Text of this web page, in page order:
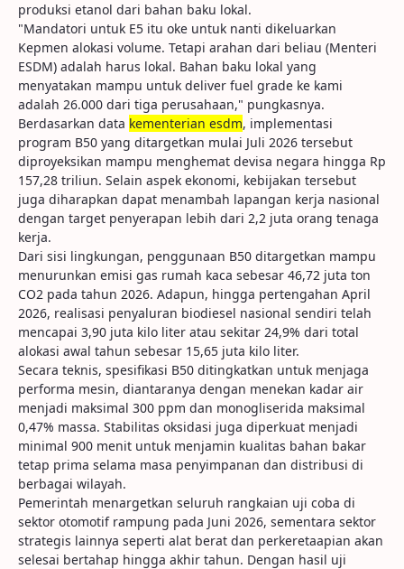
produksi etanol dari bahan baku lokal.
"Mandatori untuk E5 itu oke untuk nanti dikeluarkan
Kepmen alokasi volume. Tetapi arahan dari beliau (Menteri
ESDM) adalah harus lokal. Bahan baku lokal yang
menyatakan mampu untuk deliver fuel grade ke kami
adalah 26.000 dari tiga perusahaan," pungkasnya.
Berdasarkan data kementerian esdm, implementasi
program B50 yang ditargetkan mulai Juli 2026 tersebut
diproyeksikan mampu menghemat devisa negara hingga Rp
157,28 triliun. Selain aspek ekonomi, kebijakan tersebut
juga diharapkan dapat menambah lapangan kerja nasional
dengan target penyerapan lebih dari 2,2 juta orang tenaga
kerja.
Dari sisi lingkungan, penggunaan B50 ditargetkan mampu
menurunkan emisi gas rumah kaca sebesar 46,72 juta ton
CO2 pada tahun 2026. Adapun, hingga pertengahan April
2026, realisasi penyaluran biodiesel nasional sendiri telah
mencapai 3,90 juta kilo liter atau sekitar 24,9% dari total
alokasi awal tahun sebesar 15,65 juta kilo liter.
Secara teknis, spesifikasi B50 ditingkatkan untuk menjaga
performa mesin, diantaranya dengan menekan kadar air
menjadi maksimal 300 ppm dan monogliserida maksimal
0,47% massa. Stabilitas oksidasi juga diperkuat menjadi
minimal 900 menit untuk menjamin kualitas bahan bakar
tetap prima selama masa penyimpanan dan distribusi di
berbagai wilayah.
Pemerintah menargetkan seluruh rangkaian uji coba di
sektor otomotif rampung pada Juni 2026, sementara sektor
strategis lainnya seperti alat berat dan perkeretaapian akan
selesai bertahap hingga akhir tahun. Dengan hasil uji